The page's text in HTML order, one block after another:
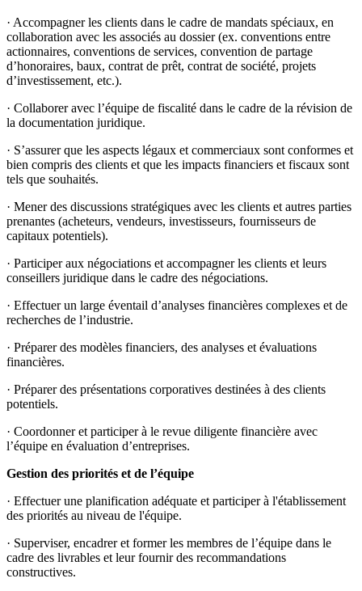
· Accompagner les clients dans le cadre de mandats spéciaux, en
collaboration avec les associés au dossier (ex. conventions entre
actionnaires, conventions de services, convention de partage
d’honoraires, baux, contrat de prêt, contrat de société, projets
d’investissement, etc.).
· Collaborer avec l’équipe de fiscalité dans le cadre de la révision de
la documentation juridique.
· S’assurer que les aspects légaux et commerciaux sont conformes et
bien compris des clients et que les impacts financiers et fiscaux sont
tels que souhaités.
· Mener des discussions stratégiques avec les clients et autres parties
prenantes (acheteurs, vendeurs, investisseurs, fournisseurs de
capitaux potentiels).
· Participer aux négociations et accompagner les clients et leurs
conseillers juridique dans le cadre des négociations.
· Effectuer un large éventail d’analyses financières complexes et de
recherches de l’industrie.
· Préparer des modèles financiers, des analyses et évaluations
financières.
· Préparer des présentations corporatives destinées à des clients
potentiels.
· Coordonner et participer à le revue diligente financière avec
l’équipe en évaluation d’entreprises.
Gestion des priorités et de l’équipe
· Effectuer une planification adéquate et participer à l'établissement
des priorités au niveau de l'équipe.
· Superviser, encadrer et former les membres de l’équipe dans le
cadre des livrables et leur fournir des recommandations
constructives.